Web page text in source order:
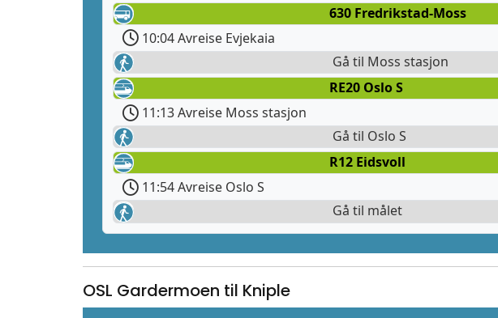
630 Fredrikstad-Moss
10:04 Avreise Evjekaia
Gå til Moss stasjon
RE20 Oslo S
11:13 Avreise Moss stasjon
Gå til Oslo S
R12 Eidsvoll
11:54 Avreise Oslo S
Gå til målet
OSL Gardermoen til Kniple